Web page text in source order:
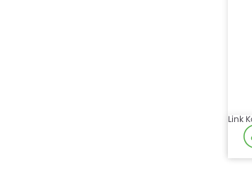
Link